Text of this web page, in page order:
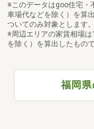
※このデータはgoo住宅・
車場代などを除く）を算
ついてのみ対象とします。
※周辺エリアの家賃相場
を除く）を算出したもので
福岡